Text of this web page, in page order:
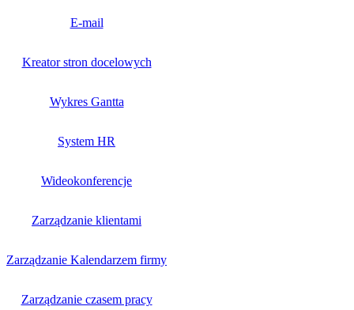
E-mail
Kreator stron docelowych
Wykres Gantta
System HR
Wideokonferencje
Zarządzanie klientami
Zarządzanie Kalendarzem firmy
Zarządzanie czasem pracy